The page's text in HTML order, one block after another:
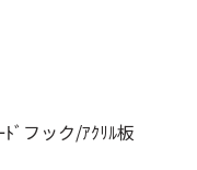
ﾄﾞフック/ｱｸﾘﾙ板